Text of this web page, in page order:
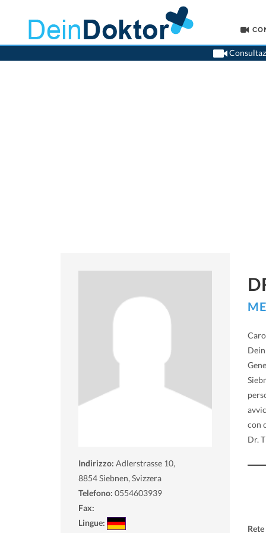
Indirizzo: Adlerstrasse 10,
8854Siebnen, Svizzera
Telefono: 0554603939
Fax:
Lingue:
con
Dr.